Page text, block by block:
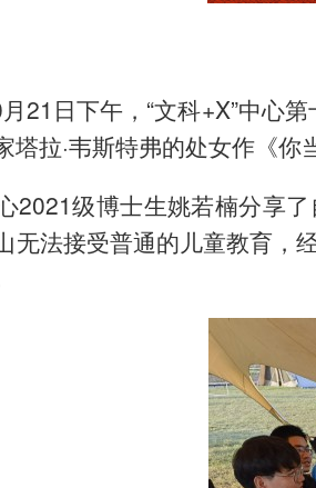
月21 日下午， “文科+X”中心第
塔拉·韦斯特弗的处女作《你
2021级博士生姚若楠分享了
无法接受普通的儿童教育，